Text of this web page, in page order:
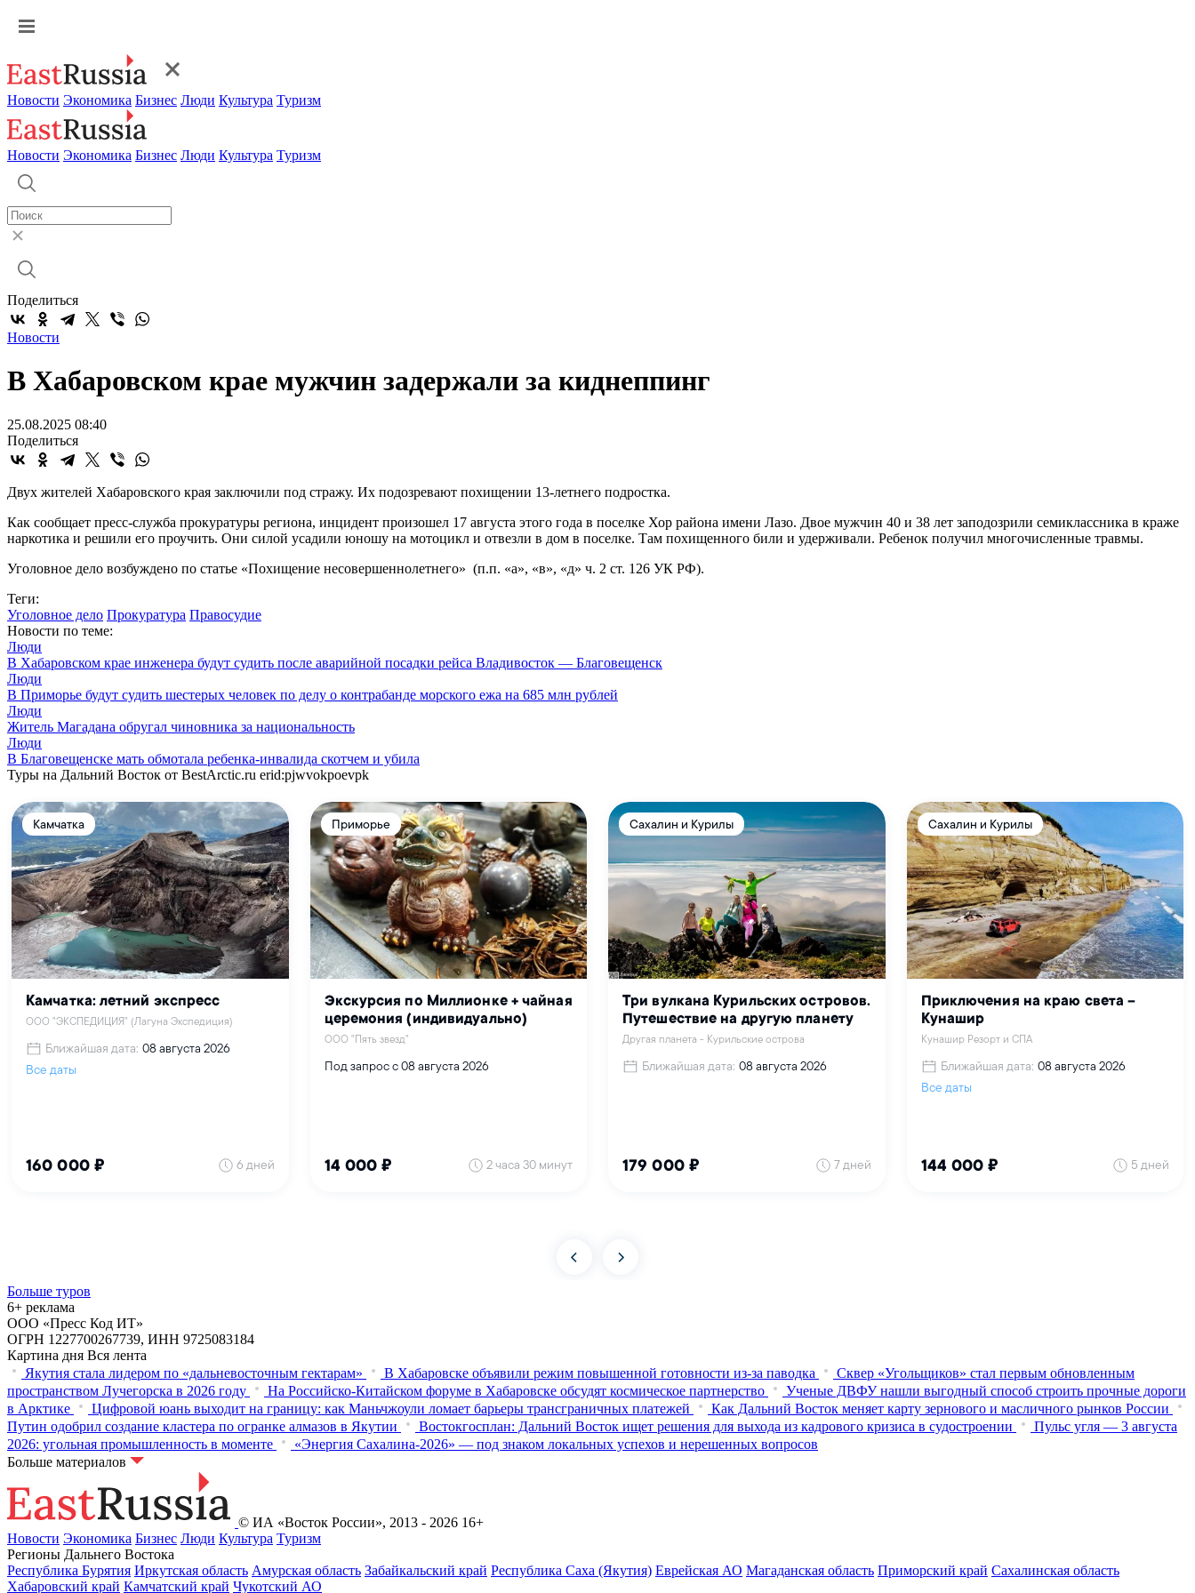
Новости Экономика Бизнес Люди Культура Туризм
Новости Экономика Бизнес Люди Культура Туризм
Поделиться
Новости
В Хабаровском крае мужчин задержали за киднеппинг
25.08.2025 08:40
Поделиться
Двух жителей Хабаровского края заключили под стражу. Их подозревают похищении 13-летнего подростка.
Как сообщает пресс-служба прокуратуры региона, инцидент произошел 17 августа этого года в поселке Хор района имени Лазо. Двое мужчин 40 и 38 лет заподозрили семиклассника в краже
наркотика и решили его проучить. Они силой усадили юношу на мотоцикл и отвезли в дом в поселке. Там похищенного били и удерживали. Ребенок получил многочисленные травмы.
Уголовное дело возбуждено по статье «Похищение несовершеннолетнего» (п.п. «а», «в», «д» ч. 2 ст. 126 УК РФ).
Теги:
Уголовное дело Прокуратура Правосудие
Новости по теме:
Люди
В Хабаровском крае инженера будут судить после аварийной посадки рейса Владивосток — Благовещенск
Люди
В Приморье будут судить шестерых человек по делу о контрабанде морского ежа на 685 млн рублей
Люди
Житель Магадана обругал чиновника за национальность
Люди
В Благовещенске мать обмотала ребенка-инвалида скотчем и убила
Туры на Дальний Восток от BestArctic.ru erid:pjwvokpoevpk
Больше туров
6+ реклама
ООО «Пресс Код ИТ»
ОГРН 1227700267739, ИНН 9725083184
Картина дня Вся лента
Якутия стала лидером по «дальневосточным гектарам»
В Хабаровске объявили режим повышенной готовности из‑за паводка
Сквер «Угольщиков» стал первым обновленным
пространством Лучегорска в 2026 году
На Российско-Китайском форуме в Хабаровске обсудят космическое партнерство
Ученые ДВФУ нашли выгодный способ строить прочные дороги
в Арктике
Цифровой юань выходит на границу: как Маньчжоули ломает барьеры трансграничных платежей
Как Дальний Восток меняет карту зернового и масличного рынков России
Путин одобрил создание кластера по огранке алмазов в Якутии
Востокгосплан: Дальний Восток ищет решения для выхода из кадрового кризиса в судостроении
Пульс угля — 3 августа
2026: угольная промышленность в моменте
«Энергия Сахалина-2026» — под знаком локальных успехов и нерешенных вопросов
Больше материалов
© ИА «Восток России», 2013 - 2026 16+
Новости Экономика Бизнес Люди Культура Туризм
Регионы Дальнего Востока
Республика Бурятия Иркутская область Амурская область Забайкальский край Республика Саха (Якутия) Еврейская АО Магаданская область Приморский край Сахалинская область
Хабаровский край Камчатский край Чукотский АО